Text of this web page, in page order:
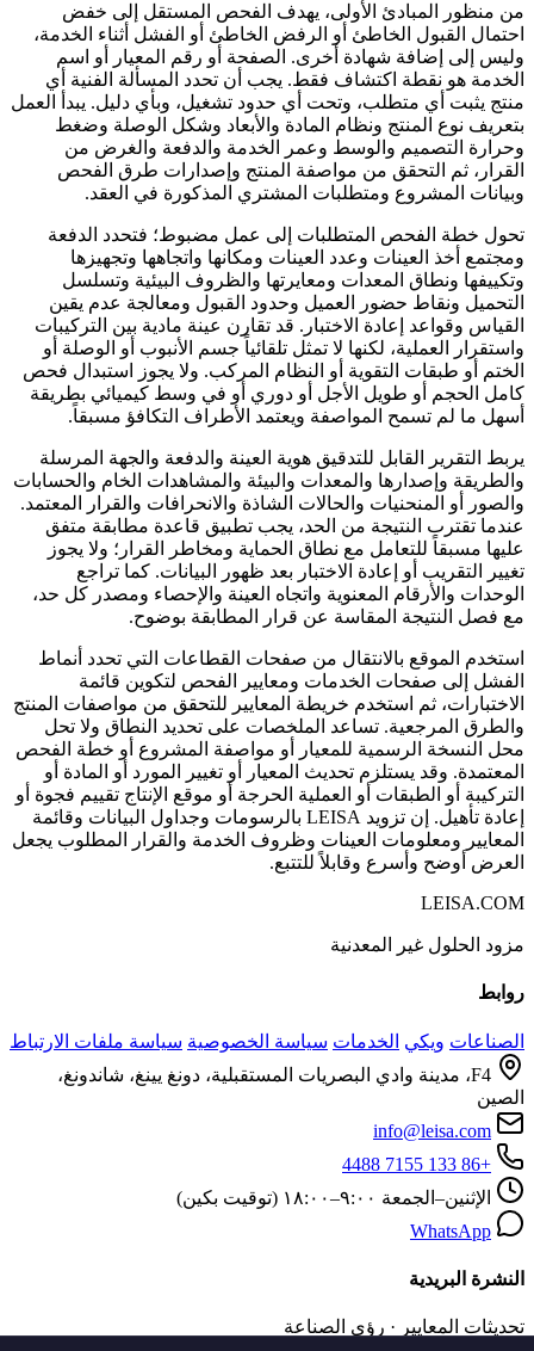
من منظور المبادئ الأولى، يهدف الفحص المستقل إلى خفض
احتمال القبول الخاطئ أو الرفض الخاطئ أو الفشل أثناء الخدمة،
وليس إلى إضافة شهادة أخرى. الصفحة أو رقم المعيار أو اسم
الخدمة هو نقطة اكتشاف فقط. يجب أن تحدد المسألة الفنية أي
منتج يثبت أي متطلب، وتحت أي حدود تشغيل، وبأي دليل. يبدأ العمل
بتعريف نوع المنتج ونظام المادة والأبعاد وشكل الوصلة وضغط
وحرارة التصميم والوسط وعمر الخدمة والدفعة والغرض من
القرار، ثم التحقق من مواصفة المنتج وإصدارات طرق الفحص
وبيانات المشروع ومتطلبات المشتري المذكورة في العقد.
تحول خطة الفحص المتطلبات إلى عمل مضبوط؛ فتحدد الدفعة
ومجتمع أخذ العينات وعدد العينات ومكانها واتجاهها وتجهيزها
وتكييفها ونطاق المعدات ومعايرتها والظروف البيئية وتسلسل
التحميل ونقاط حضور العميل وحدود القبول ومعالجة عدم يقين
القياس وقواعد إعادة الاختبار. قد تقارن عينة مادية بين التركيبات
واستقرار العملية، لكنها لا تمثل تلقائياً جسم الأنبوب أو الوصلة أو
الختم أو طبقات التقوية أو النظام المركب. ولا يجوز استبدال فحص
كامل الحجم أو طويل الأجل أو دوري أو في وسط كيميائي بطريقة
أسهل ما لم تسمح المواصفة ويعتمد الأطراف التكافؤ مسبقاً.
يربط التقرير القابل للتدقيق هوية العينة والدفعة والجهة المرسلة
والطريقة وإصدارها والمعدات والبيئة والمشاهدات الخام والحسابات
والصور أو المنحنيات والحالات الشاذة والانحرافات والقرار المعتمد.
عندما تقترب النتيجة من الحد، يجب تطبيق قاعدة مطابقة متفق
عليها مسبقاً للتعامل مع نطاق الحماية ومخاطر القرار؛ ولا يجوز
تغيير التقريب أو إعادة الاختبار بعد ظهور البيانات. كما تراجع
الوحدات والأرقام المعنوية واتجاه العينة والإحصاء ومصدر كل حد،
مع فصل النتيجة المقاسة عن قرار المطابقة بوضوح.
استخدم الموقع بالانتقال من صفحات القطاعات التي تحدد أنماط
الفشل إلى صفحات الخدمات ومعايير الفحص لتكوين قائمة
الاختبارات، ثم استخدم خريطة المعايير للتحقق من مواصفات المنتج
والطرق المرجعية. تساعد الملخصات على تحديد النطاق ولا تحل
محل النسخة الرسمية للمعيار أو مواصفة المشروع أو خطة الفحص
المعتمدة. وقد يستلزم تحديث المعيار أو تغيير المورد أو المادة أو
التركيبة أو الطبقات أو العملية الحرجة أو موقع الإنتاج تقييم فجوة أو
إعادة تأهيل. إن تزويد LEISA بالرسومات وجداول البيانات وقائمة
المعايير ومعلومات العينات وظروف الخدمة والقرار المطلوب يجعل
العرض أوضح وأسرع وقابلاً للتتبع.
LEISA.COM
مزود الحلول غير المعدنية
روابط
الصناعات ويكي الخدمات سياسة الخصوصية سياسة ملفات الارتباط
F4، مدينة وادي البصريات المستقبلية، دونغ يينغ، شاندونغ،
الصين
info@leisa.com
+86 133 7155 4488
الإثنين–الجمعة ٩:٠٠–١٨:٠٠ (توقيت بكين)
WhatsApp
النشرة البريدية
تحديثات المعايير · رؤى الصناعة